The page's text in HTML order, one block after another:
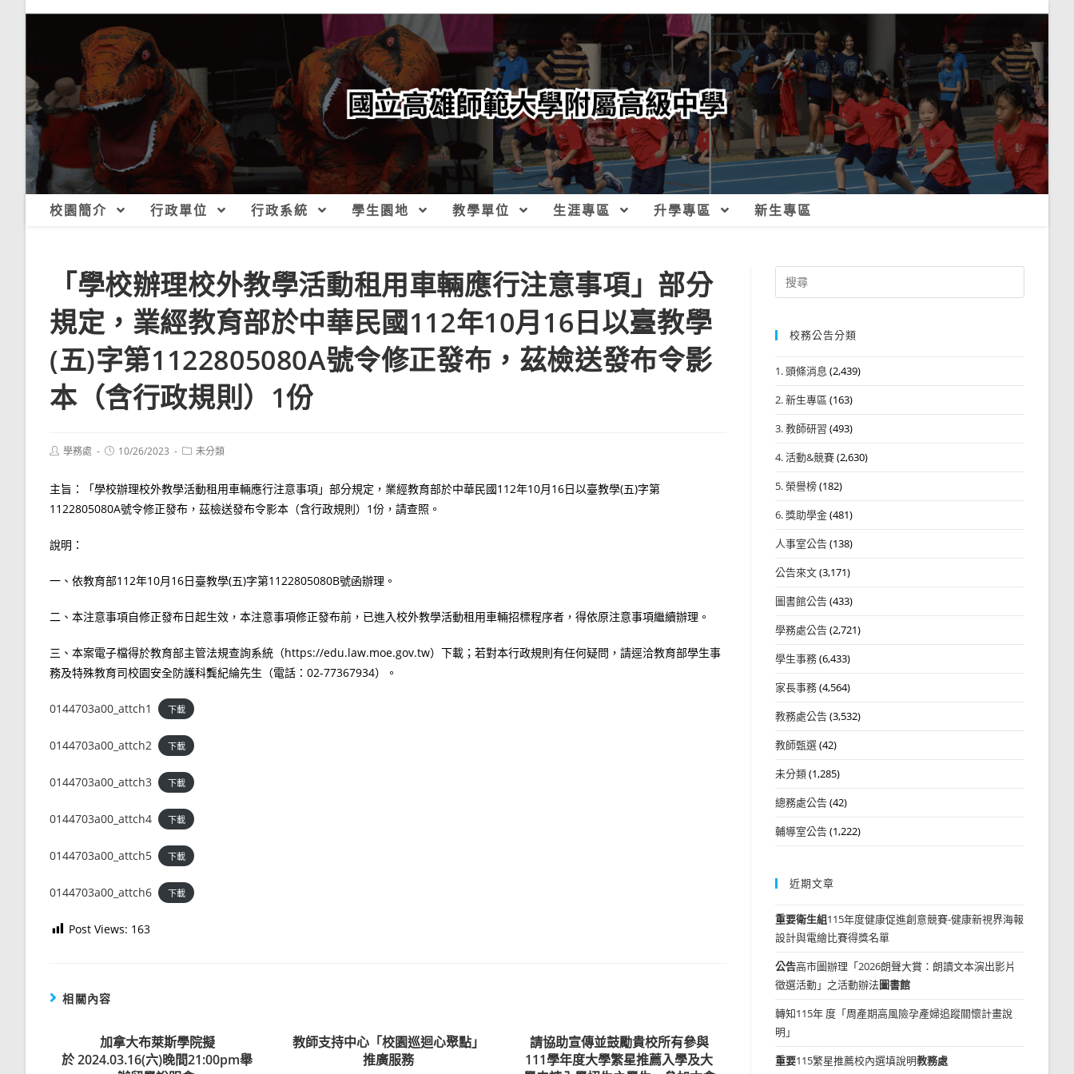
校園簡介 行政單位 行政系統 學生園地 教學單位 生涯專區 升學專區 新生專區
「學校辦理校外教學活動租用車輛應行注意事項」部分
規定，業經教育部於中華民國112年10月16日以臺教學
(五)字第1122805080A號令修正發布，茲檢送發布令影
本（含行政規則）1份
Post學務處
Post10/26/2023
Post未分類
主旨：「學校辦理校外教學活動租用車輛應行注意事項」部分規定，業經教育部於中華民國112年10月16日以臺教學(五)字第
1122805080A號令修正發布，茲檢送發布令影本（含行政規則）1份，請查照。
說明：
一、依教育部112年10月16日臺教學(五)字第1122805080B號函辦理。
二、本注意事項自修正發布日起生效，本注意事項修正發布前，已進入校外教學活動租用車輛招標程序者，得依原注意事項繼續辦理。
三、本案電子檔得於教育部主管法規查詢系統（https://edu.law.moe.gov.tw）下載；若對本行政規則有任何疑問，請逕洽教育部學生事
務及特殊教育司校園安全防護科龔紀綸先生（電話：02-77367934）。
0144703a00_attch1 下載
0144703a00_attch2 下載
0144703a00_attch3 下載
0144703a00_attch4 下載
0144703a00_attch5 下載
0144703a00_attch6 下載
Post Views: 163
相關內容
加拿大布萊斯學院擬
於 2024.03.16(六)晚間21:00pm舉
教師支持中心「校園巡迴心聚點」
推廣服務
請協助宣傳並鼓勵貴校所有參與
111學年度大學繁星推薦入學及大
Search
for:
校務公告分類
1. 頭條消息 (2,439)
2. 新生專區 (163)
3. 教師研習 (493)
4. 活動&競賽(2,630)
5. 榮譽榜(182)
6. 獎助學金(481)
人事室公告(138)
公告來文(3,171)
圖書館公告(433)
學務處公告(2,721)
學生事務(6,433)
家長事務(4,564)
教務處公告(3,532)
教師甄選(42)
未分類(1,285)
總務處公告(42)
輔導室公告(1,222)
近期文章
重要衛生組115年度健康促進創意競賽-健康新視界海報
設計與電繪比賽得獎名單
公告高市圖辦理「2026朗聲大賞：朗讀文本演出影片
徵選活動」之活動辦法圖書館
轉知115年 度「周產期高風險孕產婦追蹤關懷計畫說
明」
重要115繁星推薦校內選填說明教務處